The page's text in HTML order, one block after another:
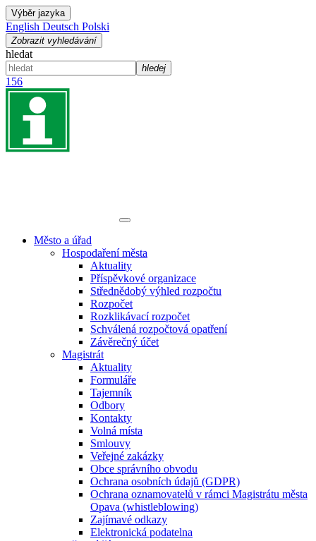
Výběr jazyka
English Deutsch Polski
Zobrazit vyhledávání
hledat
hledej
156
Město a úřad
Hospodaření města
Aktuality
Příspěvkové organizace
Střednědobý výhled rozpočtu
Rozpočet
Rozklikávací rozpočet
Schválená rozpočtová opatření
Závěrečný účet
Magistrát
Aktuality
Formuláře
Tajemník
Odbory
Kontakty
Volná místa
Smlouvy
Veřejné zakázky
Obce správního obvodu
Ochrana osobních údajů (GDPR)
Ochrana oznamovatelů v rámci Magistrátu města
Opava (whistleblowing)
Zajímavé odkazy
Elektronická podatelna